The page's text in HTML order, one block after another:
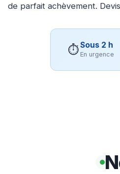
de parfait achèvement.
⏱Sous 2 h
En urgence